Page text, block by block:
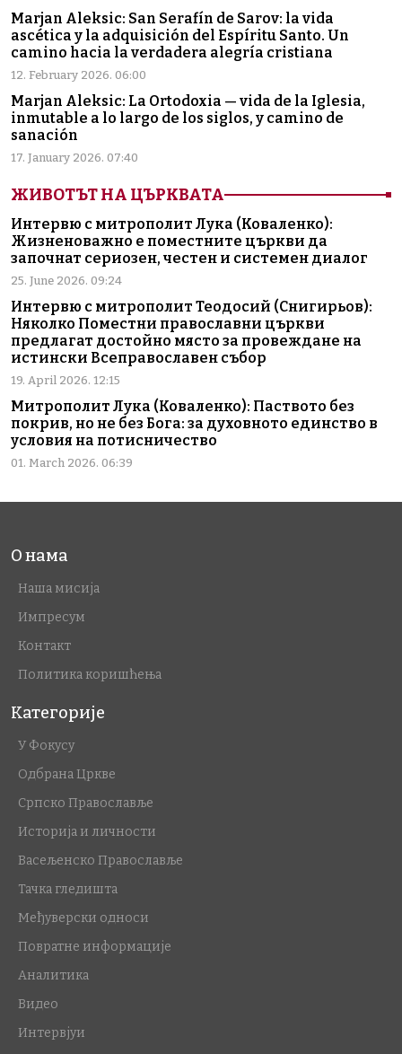
Marjan Aleksic: San Serafín de Sarov: la vida
ascética y la adquisición del Espíritu Santo. Un
camino hacia la verdadera alegría cristiana
12. February 2026. 06:00
Marjan Aleksic: La Ortodoxia — vida de la Iglesia,
inmutable a lo largo de los siglos, y camino de
sanación
17. January 2026. 07:40
ЖИВОТЪТ НА ЦЪРКВАТА
Интервю с митрополит Лука (Коваленко):
Жизненоважно е поместните църкви да
започнат сериозен, честен и системен диалог
25. June 2026. 09:24
Интервю с митрополит Теодосий (Снигирьов):
Няколко Поместни православни църкви
предлагат достойно място за провеждане на
истински Всеправославен събор
19. April 2026. 12:15
Митрополит Лука (Коваленко): Паството без
покрив, но не без Бога: за духовното единство в
условия на потисничество
01. March 2026. 06:39
О нама
Наша мисија
Импресум
Контакт
Политика коришћења
Категорије
У Фокусу
Одбрана Цркве
Српско Православље
Историја и личности
Васељенско Православље
Тачка гледишта
Међуверски односи
Повратне информације
Аналитика
Видео
Интервјуи